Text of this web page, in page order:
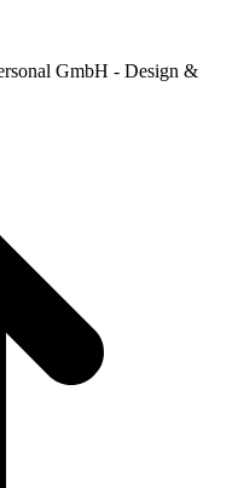
GmbH - Design &